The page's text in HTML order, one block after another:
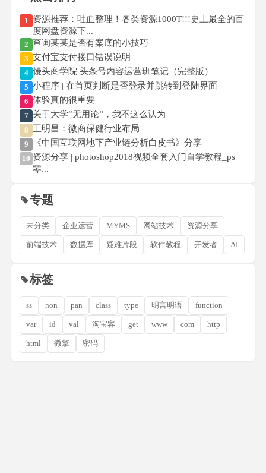
1 资源推荐：吐血整理！各类资源1000T!!!史上最全的百
度网盘资源下...
2 查询某某是否有案底的小技巧
3 支付宝支付接口错误说明
4 馒头商学院 头条号内容运营班笔记（完整版）
5 小程序 | 在首页判断是否登录并跳转到登陆界面
6 体验真的很重要
7 关于大学“无用论”，我不这么认为
8 王明昌：微商保健行业布局
9 《中国互联网地下产业链分析白皮书》分享
10 资源分享 | photoshop2018视频全套入门自学教程_ps
零...
专题
未分类 企业运营 MYMS 网站技术 资源分享
前端技术 数据库 疑难片段 软件教程 开发者 AI
标签
ss non pan class type 明言明语 function
var id val 淘宝客 get www com http
html 微擎 密码